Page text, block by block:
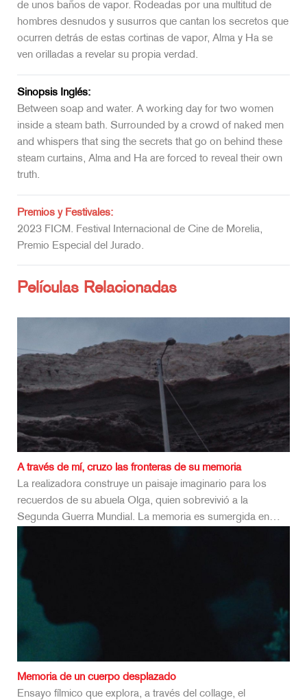
de unos baños de vapor. Rodeadas por una multitud de
hombres desnudos y susurros que cantan los secretos que
ocurren detrás de estas cortinas de vapor, Alma y Ha se
ven orilladas a revelar su propia verdad.
Sinopsis Inglés:
Between soap and water. A working day for two women
inside a steam bath. Surrounded by a crowd of naked men
and whispers that sing the secrets that go on behind these
steam curtains, Alma and Ha are forced to reveal their own
truth.
Premios y Festivales:
2023 FICM. Festival Internacional de Cine de Morelia,
Premio Especial del Jurado.
Películas Relacionadas
A través de mí, cruzo las fronteras de su memoria
La realizadora construye un paisaje imaginario para los
recuerdos de su abuela Olga, quien sobrevivió a la
Segunda Guerra Mundial. La memoria es sumergida en…
Memoria de un cuerpo desplazado
Ensayo fílmico que explora, a través del collage, el